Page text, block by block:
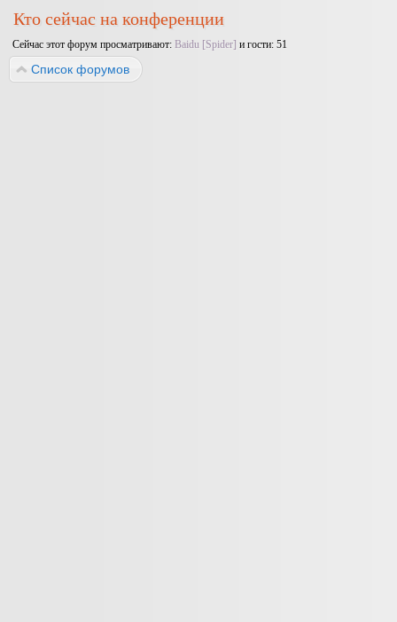
Кто сейчас на конференции
Сейчас этот форум просматривают: Baidu [Spider] и гости: 51
Список форумов